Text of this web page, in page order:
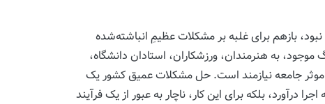
بازهم برای غلبه بر مشکلات عظیمِ انباشته‌شده
به هنرمندان، ورزشکاران، استادان دانشگاه،
موثر جامعه نیازمند است. حل مشکلات عمیق کشور یک
درآورد، بلکه برای این کار، ناچار به عبور از یک فرآیند